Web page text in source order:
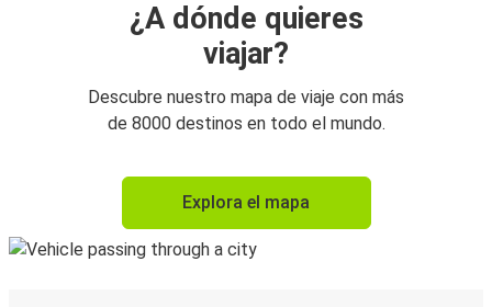
¿A dónde quieres
viajar?
Descubre nuestro mapa de viaje con más
de 8000 destinos en todo el mundo.
Explora el mapa